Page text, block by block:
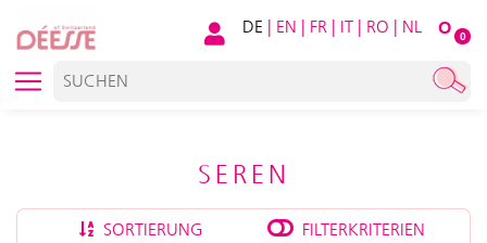
O 0
DE | EN | FR | IT | RO | NL
SEREN
SORTIERUNG FILTERKRITERIEN